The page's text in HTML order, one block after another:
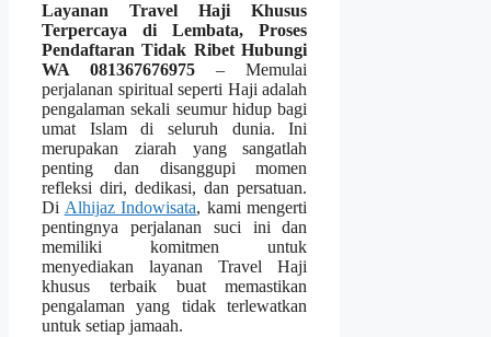
Layanan Travel Haji Khusus
Terpercaya di Lembata, Proses
Pendaftaran Tidak Ribet Hubungi
WA 081367676975 – Memulai
perjalanan spiritual seperti Haji adalah
pengalaman sekali seumur hidup bagi
umat Islam di seluruh dunia. Ini
merupakan ziarah yang sangatlah
penting dan disanggupi momen
refleksi diri, dedikasi, dan persatuan.
Di Alhijaz Indowisata, kami mengerti
pentingnya perjalanan suci ini dan
memiliki komitmen untuk
menyediakan layanan Travel Haji
khusus terbaik buat memastikan
pengalaman yang tidak terlewatkan
untuk setiap jamaah.